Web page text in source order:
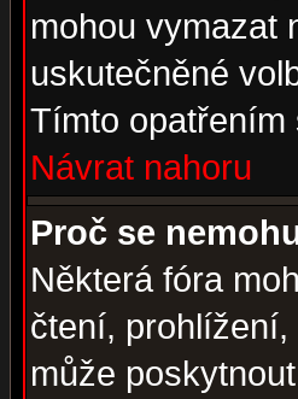
mohou vymazat
uskutečněné
Tímto opatřením
Návrat nahoru
Proč se
Některá fóra
čtení,
může